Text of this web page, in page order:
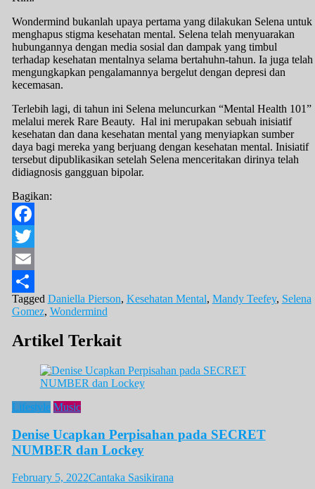
Wondermind bukanlah upaya pertama yang dilakukan Selena untuk
menghapus stigma kesehatan mental. Selena telah menyuarakan
hubungannya dengan media sosial dan dampak yang timbul
terhadap kesehatan mentalnya selama bertahuhn-tahun. Ia juga telah
mengungkapkan pengalamannya bergelut dengan depresi dan
kecemasan.
Terlebih lagi, di tahun ini Selena meluncurkan “Mental Health 101”
melalui merek Rare Beauty. Hal ini merupakan sebuah inisiatif
kesehatan dan dana kesehatan mental yang menyiapkan sumber
daya bagi mereka yang berjuang dengan kesehatan mental. Inisiatif
tersebut dipublikasikan setelah Selena menceritakan dirinya telah
didiagnosis gangguan bipolar.
Bagikan:
Facebook
Twitter
Email
Share
Tagged Daniella Pierson, Kesehatan Mental, Mandy Teefey, Selena
Gomez, Wondermind
Artikel Terkait
Lifestyle Music
Denise Ucapkan Perpisahan pada SECRET
NUMBER dan Lockey
February 5, 2022Cantaka Sasikirana